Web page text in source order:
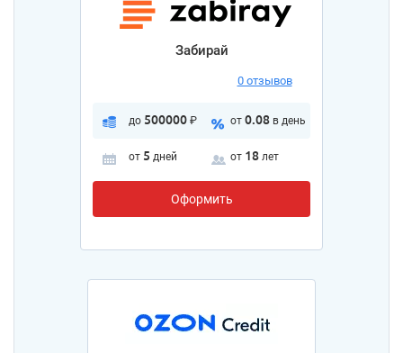
Забирай
0 отзывов
до 500000 ₽ от 0.08 в день
от 5 дней от 18 лет
Оформить